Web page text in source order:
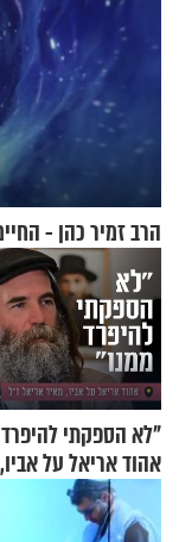
הרב זמיר כהן -
"לא הספקתי
אהוד אריאל על
אריאל ז"ל